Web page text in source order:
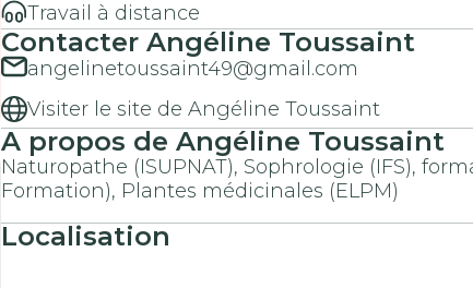
Travail à distance
Contacter Angéline Toussaint
angelinetoussaint49@gmail.com
Visiter le site de Angéline Toussaint
A propos de Angéline Toussaint
Naturopathe (ISUPNAT), Sophrologie (IFS),
Formation), Plantes médicinales (ELPM)
Localisation